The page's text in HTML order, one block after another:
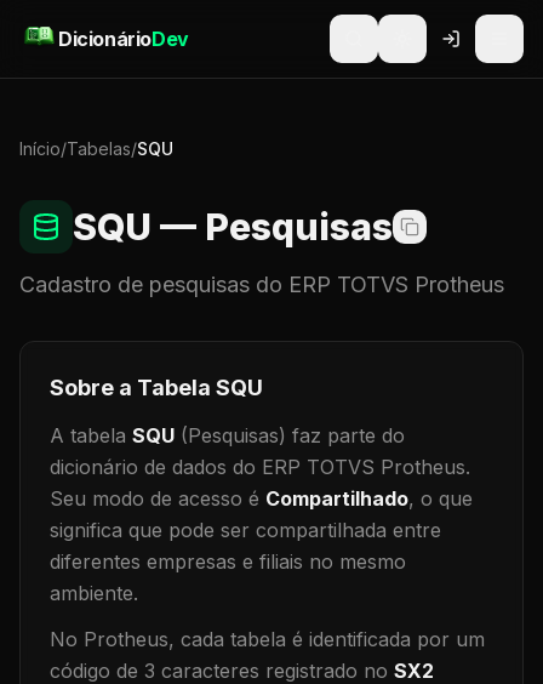
DicionárioDev
Início/Tabelas/SQU
SQU — Pesquisas
Cadastro de pesquisas do ERP TOTVS Protheus
Sobre a Tabela SQU
A tabela SQU (Pesquisas) faz parte do
dicionário de dados do ERP TOTVS Protheus.
Seu modo de acesso é Compartilhado, o que
significa que pode ser compartilhada entre
diferentes empresas e filiais no mesmo
ambiente.
No Protheus, cada tabela é identificada por um
código de 3 caracteres registrado no SX2